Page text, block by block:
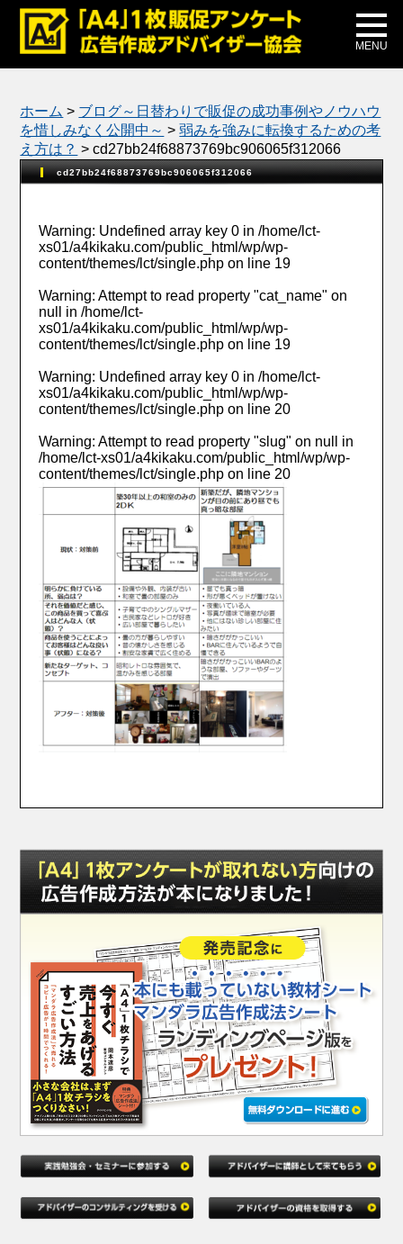
MENU
メディア掲載
公式ブログ
ホーム > ブログ～日替わりで販促の成功事例やノウハウ
を惜しみなく公開中～ >弱みを強みに転換するための考
え方は？ >cd27bb24f68873769bc906065f312066
cd27bb24f68873769bc906065f312066
Warning: Undefined array key 0 in/home/lct-
xs01/a4kikaku.com/public_html/wp/wp-
content/themes/lct/single.php on line 19
Warning: Attempt to read property "cat_name" on
null in/home/lct-
xs01/a4kikaku.com/public_html/wp/wp-
content/themes/lct/single.php on line 19
Warning: Undefined array key 0 in/home/lct-
xs01/a4kikaku.com/public_html/wp/wp-
content/themes/lct/single.php on line 20
Warning: Attempt to read property "slug" on null in
/home/lct-xs01/a4kikaku.com/public_html/wp/wp-
content/themes/lct/single.php on line 20